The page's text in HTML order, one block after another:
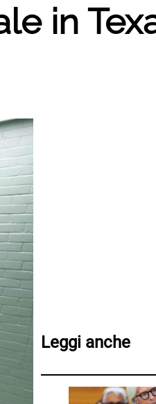
in
Leggi anche